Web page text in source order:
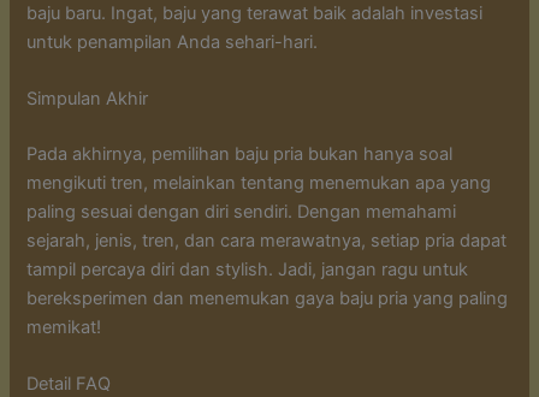
baju baru. Ingat, baju yang terawat baik adalah investasi
untuk penampilan Anda sehari-hari.
Simpulan Akhir
Pada akhirnya, pemilihan baju pria bukan hanya soal
mengikuti tren, melainkan tentang menemukan apa yang
paling sesuai dengan diri sendiri. Dengan memahami
sejarah, jenis, tren, dan cara merawatnya, setiap pria dapat
tampil percaya diri dan stylish. Jadi, jangan ragu untuk
bereksperimen dan menemukan gaya baju pria yang paling
memikat!
Detail FAQ